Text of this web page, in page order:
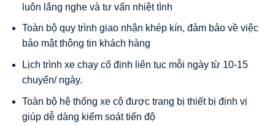
luôn lắng nghe và tư vấn nhiệt tình
Toàn bộ quy trình giao nhận khép kín, đảm bảo về việc
bảo mật thông tin khách hàng
Lịch trình xe chạy cố định liên tục mỗi ngày từ 10-15
chuyến/ ngày.
Toàn bộ hệ thống xe cộ được trang bị thiết bị định vị
giúp dễ dàng kiểm soát tiến độ